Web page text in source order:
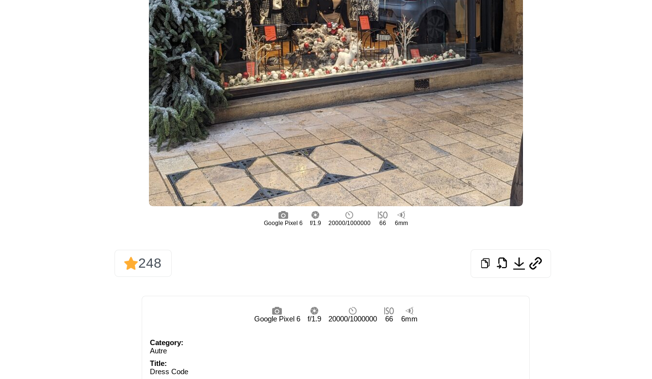
Google Pixel 6 f/1.9 20000/1000000 66 6mm
248
Google Pixel 6 f/1.9 20000/1000000 66 6mm
Category:
Autre
Title:
Dress Code